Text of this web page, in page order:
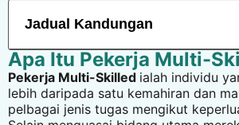
Jadual Kandungan
Apa Itu Pekerja Multi-
Pekerja Multi-Skilled ialah individu
lebih daripada satu kemahiran dan
pelbagai jenis tugas mengikut